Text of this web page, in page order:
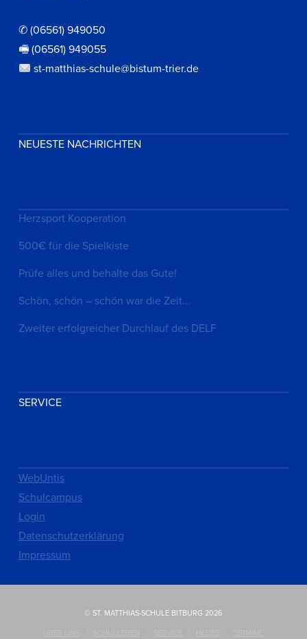
✆ (06561) 949050
🖷 (06561) 949055
st-matthias-schule@bistum-trier.de
NEUESTE NACHRICHTEN
Herzsport Kooperation
500€ für die Spielkiste
Prüfe alles und behalte das Gute!
Schön, schön – schön war die Zeit…
Zweiter erfolgreicher Durchlauf des DELF
SERVICE
WebUntis
Schulcampus
Login
Datenschutzerklärung
Impressum
© ST. MATTHIAS-SCHULE BITBURG 2026